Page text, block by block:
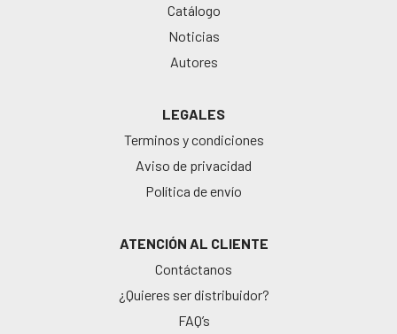
Catálogo
Noticias
Autores
LEGALES
Terminos y condiciones
Aviso de privacidad
Política de envío
ATENCIÓN AL CLIENTE
Contáctanos
¿Quieres ser distribuidor?
FAQ’s